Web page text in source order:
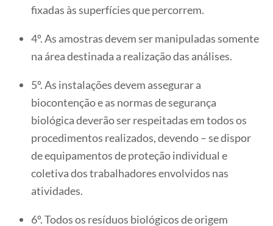
fixadas às superfícies que percorrem.
4º. As amostras devem ser manipuladas somente
na área destinada a realização das análises.
5º. As instalações devem assegurar a
biocontenção e as normas de segurança
biológica deverão ser respeitadas em todos os
procedimentos realizados, devendo – se dispor
de equipamentos de proteção individual e
coletiva dos trabalhadores envolvidos nas
atividades.
6º. Todos os resíduos biológicos de origem